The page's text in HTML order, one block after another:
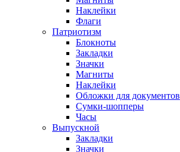
Наклейки
Флаги
Патриотизм
Блокноты
Закладки
Значки
Магниты
Наклейки
Обложки для документов
Сумки-шопперы
Часы
Выпускной
Закладки
Значки